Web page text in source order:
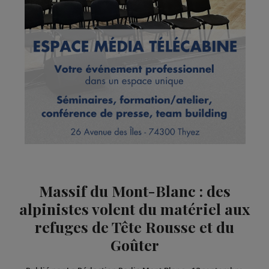
Massif du Mont-Blanc : des
alpinistes volent du matériel aux
refuges de Tête Rousse et du
Goûter